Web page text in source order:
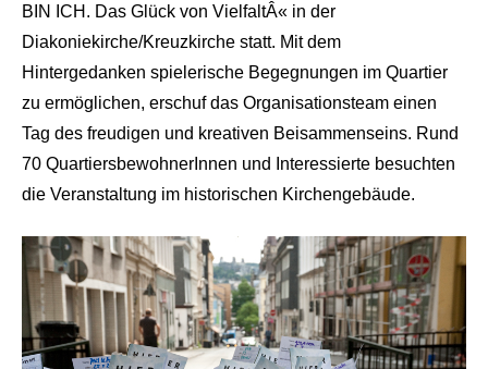
BIN ICH. Das Glück von VielfaltÂ« in der
Diakoniekirche/Kreuzkirche statt. Mit dem
Hintergedanken spielerische Begegnungen im Quartier
zu ermöglichen, erschuf das Organisationsteam einen
Tag des freudigen und kreativen Beisammenseins. Rund
70 QuartiersbewohnerInnen und Interessierte besuchten
die Veranstaltung im historischen Kirchengebäude.